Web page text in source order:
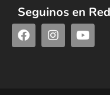
Seguinos en